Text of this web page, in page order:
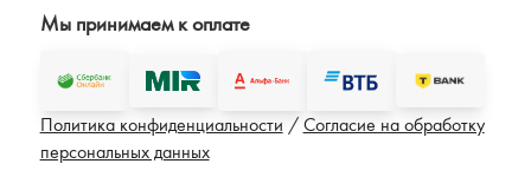
Политика конфиденциальности /Согласие на обработку
персональных данных
Мы принимаем к оплате